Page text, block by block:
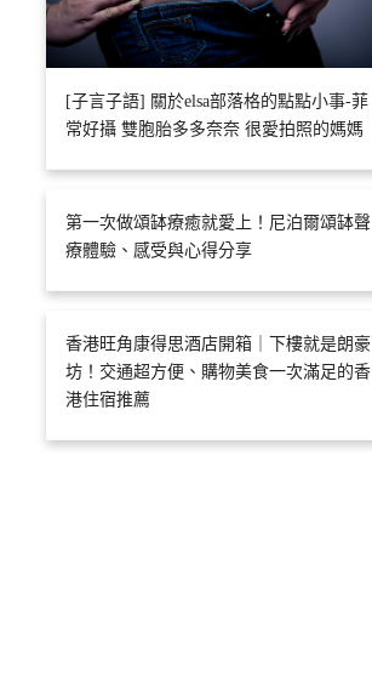
[子言子語] 關於elsa部落格的點點小事-菲
常好攝 雙胞胎多多奈奈 很愛拍照的媽媽
第一次做頌缽療癒就愛上！尼泊爾頌缽聲
療體驗、感受與心得分享
香港旺角康得思酒店開箱｜下樓就是朗豪
坊！交通超方便、購物美食一次滿足的香
港住宿推薦